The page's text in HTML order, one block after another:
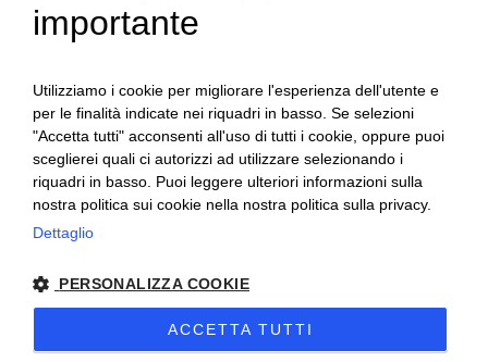
Microsoft 365 per aziende
Videoconferenza e Telefonia IP
Stampanti Multifunzione
© Copyright 2022 SISPAC S.r.l. - Capitale Sociale 10.000 euro
i.v. - REA 688865 TO - P.IVA 05153800015 -Privacy-Cookie
Sitemap
importante
Utilizziamo i cookie per migliorare l'esperienza dell'utente e
per le finalità indicate nei riquadri in basso. Se selezioni
"Accetta tutti" acconsenti all'uso di tutti i cookie, oppure puoi
sceglierei quali ci autorizzi ad utilizzare selezionando i
riquadri in basso. Puoi leggere ulteriori informazioni sulla
nostra politica sui cookie nella nostra politica sulla privacy.
Dettaglio
PERSONALIZZA COOKIE
ACCETTA TUTTI